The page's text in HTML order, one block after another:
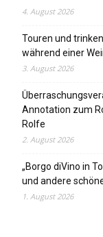
4. August 2026
Touren und
während einer
3. August 2026
Annotation zum
Rolfe
2. August 2026
„Borgo diVino in
und andere
1. August 2026